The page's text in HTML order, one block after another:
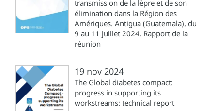
transmission de la lèpre et de son
élimination dans la Région des
Amériques. Antigua (Guatemala), du
9 au 11 juillet 2024. Rapport de la
réunion
19 nov 2024
The Global diabetes compact:
progress in supporting its
workstreams: technical report